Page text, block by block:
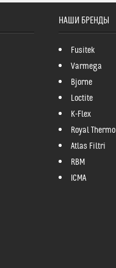
НАШИ БРЕНДЫ
Fusitek
Varmega
Bjorne
Loctite
K-Flex
Royal Thermo
Atlas Filtri
RBM
ICMA